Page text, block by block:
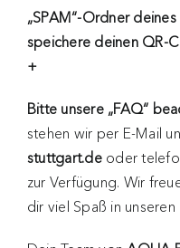
„SPAM“-Ordner
speichere deinen QR-
+
Bitte unsere „FAQ“
stehen wir per E-Mail
stuttgart.deoder
zur Verfügung. Wir
dir viel Spaß in unseren